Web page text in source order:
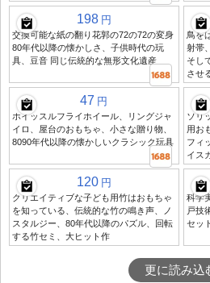
198 円
交換可能な紙の翻り花郭の72の72の変身
80年代以降の懐かしさ、子供時代の玩
具、豆音 同じ伝統的な無形文化遺産
鳥を
射帯
そし
させ
47 円
ホイッスルフライホイール、リングジャ
イロ、屋台のおもちゃ、小さな贈り物、
8090年代以降の懐かしいクラシック玩具
ソリ
用お
フィ
イス
120 円
クリエイティブな子ども用竹はおもちゃ
を知っている、伝統的な竹の鳴き声、ノ
スタルジー、80年代以降のパズル、回転
する竹セミ、大ヒット作
科学
戸技
セッ
更に読み込